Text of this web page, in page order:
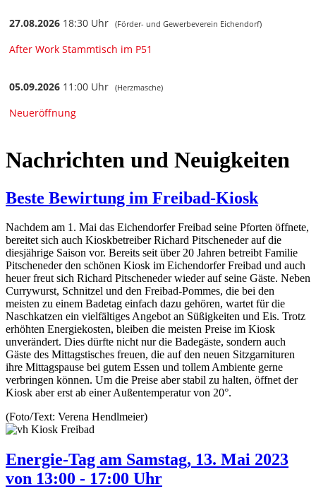
Nachrichten und Neuigkeiten
Beste Bewirtung im Freibad-Kiosk
Nachdem am 1. Mai das Eichendorfer Freibad seine Pforten öffnete,
bereitet sich auch Kioskbetreiber Richard Pitscheneder auf die
diesjährige Saison vor. Bereits seit über 20 Jahren betreibt Familie
Pitscheneder den schönen Kiosk im Eichendorfer Freibad und auch
heuer freut sich Richard Pitscheneder wieder auf seine Gäste. Neben
Currywurst, Schnitzel und den Freibad-Pommes, die bei den
meisten zu einem Badetag einfach dazu gehören, wartet für die
Naschkatzen ein vielfältiges Angebot an Süßigkeiten und Eis. Trotz
erhöhten Energiekosten, bleiben die meisten Preise im Kiosk
unverändert. Dies dürfte nicht nur die Badegäste, sondern auch
Gäste des Mittagstisches freuen, die auf den neuen Sitzgarnituren
ihre Mittagspause bei gutem Essen und tollem Ambiente gerne
verbringen können. Um die Preise aber stabil zu halten, öffnet der
Kiosk aber erst ab einer Außentemperatur von 20°.
(Foto/Text: Verena Hendlmeier)
Energie-Tag am Samstag, 13. Mai 2023
von 13:00 - 17:00 Uhr